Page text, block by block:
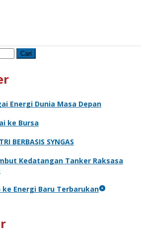
Energi Dunia Masa Depan
ke Bursa
BERBASIS SYNGAS
Kedatangan Tanker Raksasa
ke Energi Baru Terbarukan